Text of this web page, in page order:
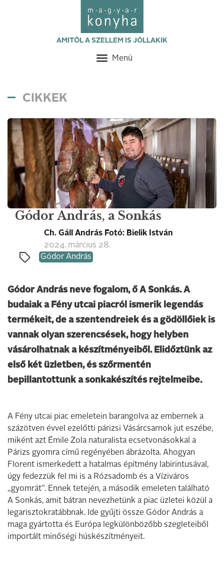
AMITŐL A SZELLEM IS JÓLLAKIK
Toggle
Menü
CIKKEK
Gódor András, a Sonkás
Ch. Gáll András Fotó: Bielik István
2024. március 28.
Gódor András
Gódor András neve fogalom, ő A Sonkás. A
budaiak a Fény utcai piacról ismerik legendás
termékeit, de a szentendreiek és a gödöllőiek is
vannak olyan szerencsések, hogy helyben
vásárolhatnak a készítményeiből. Elidőztünk az
első két üzletben, és szőrmentén
bepillantottunk a sonkakészítés rejtelmeibe.
A Fény utcai piac emeletein barangolva az embernek a
százötven évvel ezelőtti párizsi Vásárcsarnok jut eszébe,
miként azt Émile Zola ­naturalista ecsetvonásokkal a
Párizs gyomra című regényében ábrázolta. Ahogyan
Florent ismerkedett a hatalmas építmény labirintusá­val,
úgy fedezzük fel mi is a Rózsadomb és a ­Víziváros
„gyomrát”. Ennek tetején, a második emeleten található
A Sonkás, amit bátran nevezhetünk a piac üzletei közül a
legarisztokratábbnak. Ide ­gyűjti össze Gódor András a
maga gyártotta és Európa legkülönbözőbb szegleteiből
importált minőségi húskészítményeit.